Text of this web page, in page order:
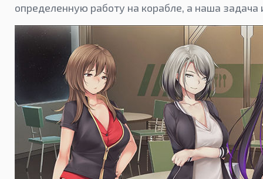
определенную работу на корабле, а наша задача